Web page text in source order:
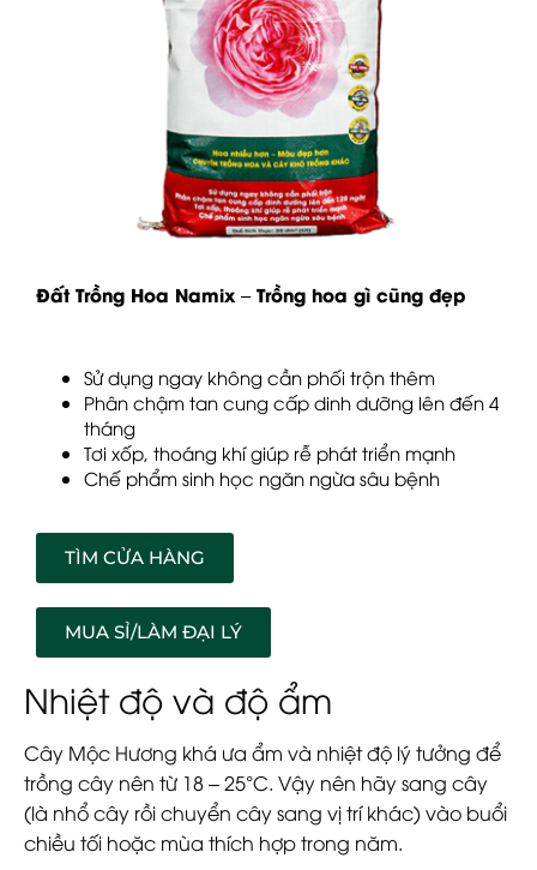
Đất Trồng Hoa Namix – Trồng hoa gì cũng đẹp
Sử dụng ngay không cần phối trộn thêm
Phân chậm tan cung cấp dinh dưỡng lên đến 4
tháng
Tơi xốp, thoáng khí giúp rễ phát triển mạnh
Chế phẩm sinh học ngăn ngừa sâu bệnh
TÌM CỬA HÀNG
MUA SỈ/LÀM ĐẠI LÝ
Nhiệt độ và độ ẩm
Cây Mộc Hương khá ưa ẩm và nhiệt độ lý tưởng để
trồng cây nên từ 18 – 25°C. Vậy nên hãy sang cây
(là nhổ cây rồi chuyển cây sang vị trí khác) vào buổi
chiều tối hoặc mùa thích hợp trong năm.